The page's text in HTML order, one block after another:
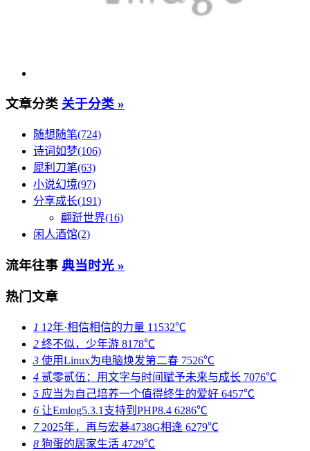
文章分类 关于分类 »
随想随笔(724)
诗词如梦(106)
犀利刀笔(63)
小说幻境(97)
分享成长(191)
翩跹世界(16)
闲人酒馆(2)
流年往事 典当时光 »
热门文章
1 12年·相信相信的力量 11532℃
2 终不似，少年游 8178℃
3 使用Linux为电脑焕发第二春 7526℃
4 贰零贰伍：用文字与时间赋予未来与成长 7076℃
5 应当为自己培养一个值得终生的爱好 6457℃
6 让Emlog5.3.1支持到PHP8.4 6286℃
72025年，再与宏碁4738G相逢 6279℃
8 狗蛋的居家生活 4729℃